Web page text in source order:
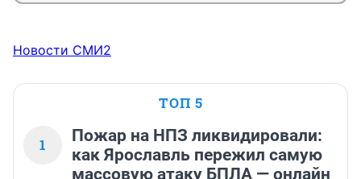
Новости СМИ2
ТОП 5
1
Пожар на НПЗ ликвидировали:
как Ярославль пережил самую
массовую атаку БПЛА — онлайн